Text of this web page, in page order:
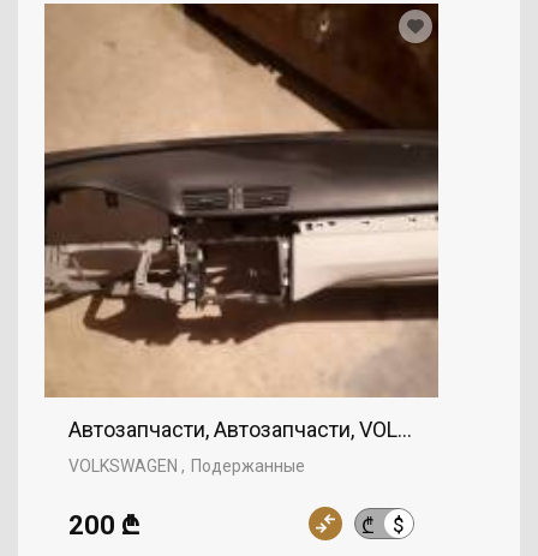
Автозапчасти, Автозапчасти, VOLKSWAGEN
VOLKSWAGEN Подержанные
₾ $
200 ₾